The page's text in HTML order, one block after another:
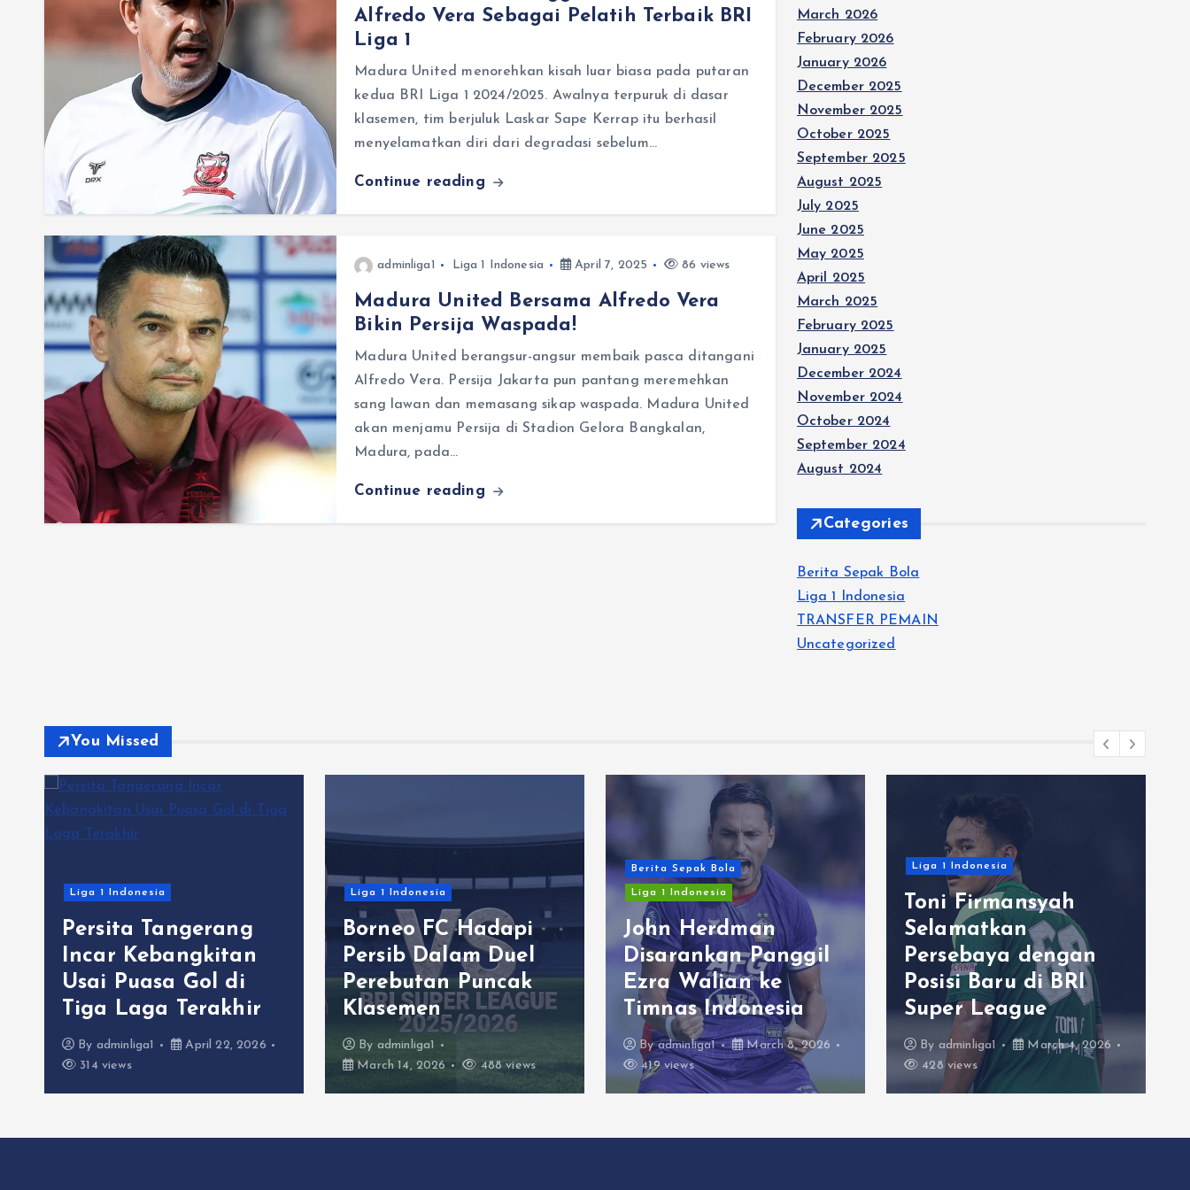
Alfredo Vera Sebagai Pelatih Terbaik BRI
Liga 1
Madura United menorehkan kisah luar biasa pada putaran
kedua BRI Liga 1 2024/2025. Awalnya terpuruk di dasar
klasemen, tim berjuluk Laskar Sape Kerrap itu berhasil
menyelamatkan diri dari degradasi sebelum…
Continue reading
adminliga1 Liga 1 Indonesia April 7, 2025 86 views
Madura United Bersama Alfredo Vera
Bikin Persija Waspada!
Madura United berangsur-angsur membaik pasca ditangani
Alfredo Vera. Persija Jakarta pun pantang meremehkan
sang lawan dan memasang sikap waspada. Madura United
akan menjamu Persija di Stadion Gelora Bangkalan,
Madura, pada…
Continue reading
March 2026
February 2026
January 2026
December 2025
November 2025
October 2025
September 2025
August 2025
July 2025
June 2025
May 2025
April 2025
March 2025
February 2025
January 2025
December 2024
November 2024
October 2024
September 2024
August 2024
Categories
Berita Sepak Bola
Liga 1 Indonesia
TRANSFER PEMAIN
Uncategorized
You Missed
Liga 1 Indonesia
Persita Tangerang
Incar Kebangkitan
Usai Puasa Gol di
Tiga Laga Terakhir
By adminliga1
April 22, 2026
314 views
Liga 1 Indonesia
Borneo FC Hadapi
Persib Dalam Duel
Perebutan Puncak
Klasemen
By adminliga1
March 14, 2026
488 views
Berita Sepak Bola
Liga 1 Indonesia
John Herdman
Disarankan Panggil
Ezra Walian ke
Timnas Indonesia
Byadminliga1
March 8, 2026
419 views
Liga 1 Indonesia
Toni Firmansyah
Selamatkan
Persebaya dengan
Posisi Baru di BRI
Super League
By adminliga1
March 4, 2026
428 views